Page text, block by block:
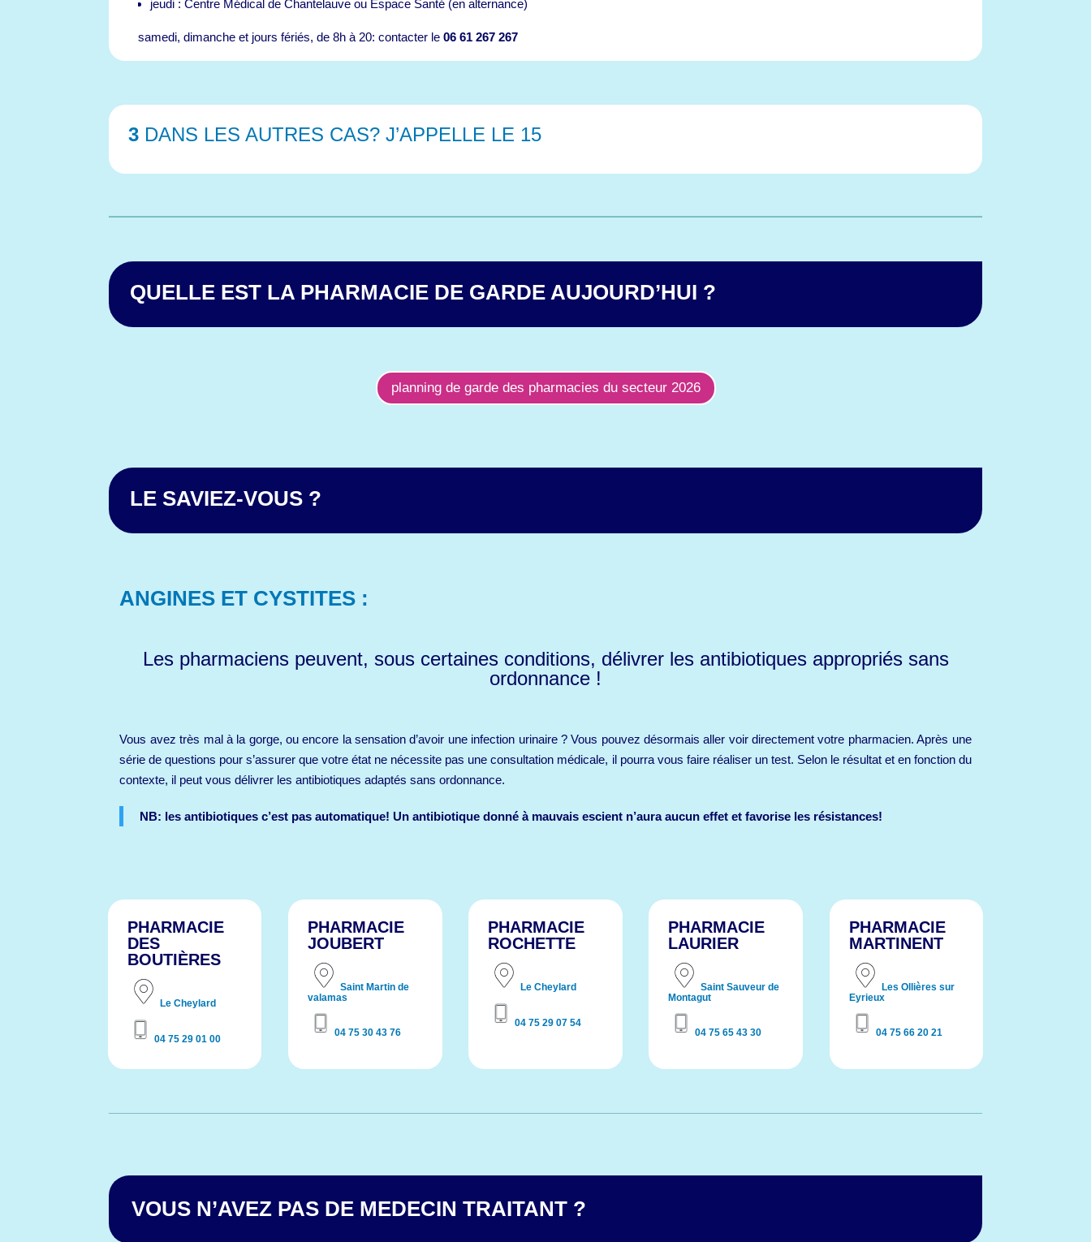
jeudi : Centre Médical de Chantelauve ou Espace Santé (en alternance)
samedi, dimanche et jours fériés, de 8h à 20: contacter le 06 61 267 267
3 DANS LES AUTRES CAS? J’APPELLE LE 15
QUELLE EST LA PHARMACIE DE GARDE AUJOURD’HUI ?
planning de garde des pharmacies du secteur 2026
LE SAVIEZ-VOUS ?
ANGINES ET CYSTITES :
Les pharmaciens peuvent, sous certaines conditions, délivrer les antibiotiques appropriés sans
ordonnance !
Vous avez très mal à la gorge, ou encore la sensation d’avoir une infection urinaire ? Vous pouvez désormais aller voir directement votre pharmacien. Après une
série de questions pour s’assurer que votre état ne nécessite pas une consultation médicale, il pourra vous faire réaliser un test. Selon le résultat et en fonction du
contexte, il peut vous délivrer les antibiotiques adaptés sans ordonnance.
NB: les antibiotiques c’est pas automatique! Un antibiotique donné à mauvais escient n’aura aucun effet et favorise les résistances!
PHARMACIE
DES
BOUTIÈRES
Le Cheylard
04 75 29 01 00
PHARMACIE
JOUBERT
Saint Martin de
valamas
04 75 30 43 76
PHARMACIE
ROCHETTE
Le Cheylard
04 75 29 07 54
PHARMACIE
LAURIER
Saint Sauveur de
Montagut
04 75 65 43 30
PHARMACIE
MARTINENT
Les Ollières sur
Eyrieux
04 75 66 20 21
VOUS N’AVEZ PAS DE MEDECIN TRAITANT ?